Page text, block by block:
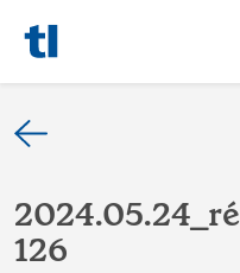
2024.05.24 ré
126